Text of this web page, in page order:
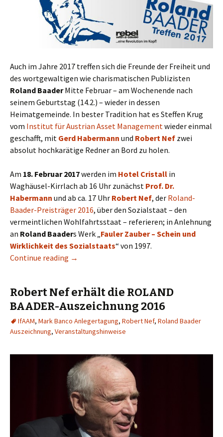
Auch im Jahre 2017 treffen sich die Freunde der Freiheit und
des wortgewaltigen wie charismatischen Publizisten
Roland BaaderMitte Februar – am Wochenende nach
seinem Geburtstag (14.2.) – wieder in dessen
Heimatgemeinde. In bester Tradition hat es Steffen Krug
vom Institut für Austrian Asset Management wieder einmal
geschafft, mit Gerd Habermann und Robert Nef zwei
absolut hochkarätige Redner an Bord zu holen.
Am 18. Februar 2017werden im Hotel Cristall in
Waghäusel-Kirrlach ab 16 Uhr zunächst Prof. Dr.
Habermann und ab ca. 17 Uhr Robert Nef, der Roland-
Baader-Preisträger 2016, über den Sozialstaat – den
vermeintlichen Wohlfahrtsstaat – referieren; in Anlehnung
an Roland Baaders Werk „ Fauler Zauber – Schein und
Wirklichkeit des Sozialstaats“ von 1997.
Continue reading Roland-Baader-Treffen 2017
→
Robert Nef erhält die ROLAND
BAADER-Auszeichnung 2016
IfAAM, Mark Banco Anlegertagung, Robert Nef, Roland Baader
Auszeichnung, Veranstaltungshinweise